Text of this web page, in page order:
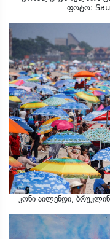
ფოტო:
კონი აილენდი,